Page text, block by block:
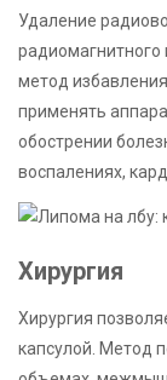
Удаление
радиомагнитного
метод
применять
обострении
воспалениях,
Хирургия
Хирургия
капсулой. Метод